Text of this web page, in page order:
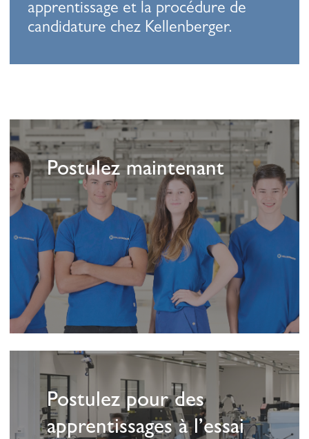
apprentissage et la procédure de
candidature chez Kellenberger.
Postulez maintenant
savoir
plus
Postulez pour des
apprentissages à l’essai